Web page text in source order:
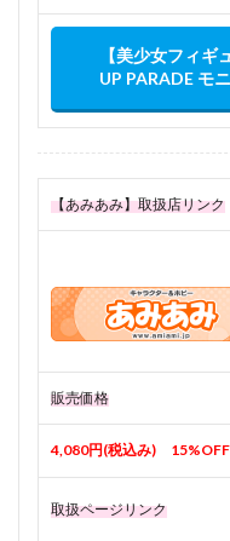
【美少女フィ
UP PARADE モ
【あみあみ】取扱店リンク
販売価格
4,080円(税込み) 15%OFF
取扱ページリンク